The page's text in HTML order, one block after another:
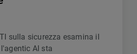
sulla sicurezza esamina il
AI sta